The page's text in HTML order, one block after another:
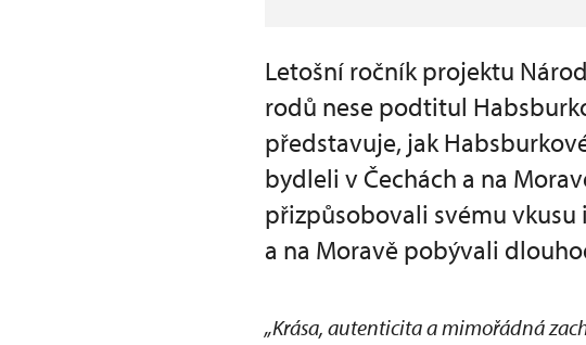
Letošní ročník projektu
rodů nese podtitul
představuje, jak
bydleli v Čechách a na
přizpůsobovali svému vkusu
a na Moravě pobývali
„Krása, autenticita a mimořádná